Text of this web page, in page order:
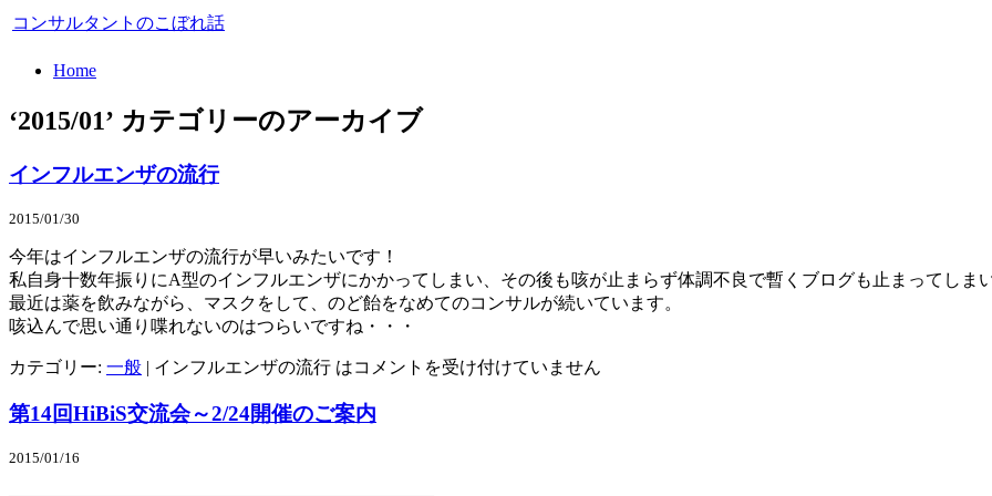
コンサルタントのこぼれ話
Home
‘2015/01’ カテゴリーのアーカイブ
インフルエンザの流行
2015/01/30
今年はインフルエンザの流行が早いみたいです！
私自身十数年振りにA型のインフルエンザにかかってしまい、その後も咳が止まらず体調不良で暫くブログも止まってしま
最近は薬を飲みながら、マスクをして、のど飴をなめてのコンサルが続いています。
咳込んで思い通り喋れないのはつらいですね・・・
カテゴリー: 一般 | インフルエンザの流行 はコメントを受け付けていません
第14回HiBiS交流会～2/24開催のご案内
2015/01/16